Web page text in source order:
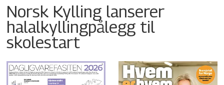
Norsk Kylling lanserer
halalkyllingpålegg til
skolestart